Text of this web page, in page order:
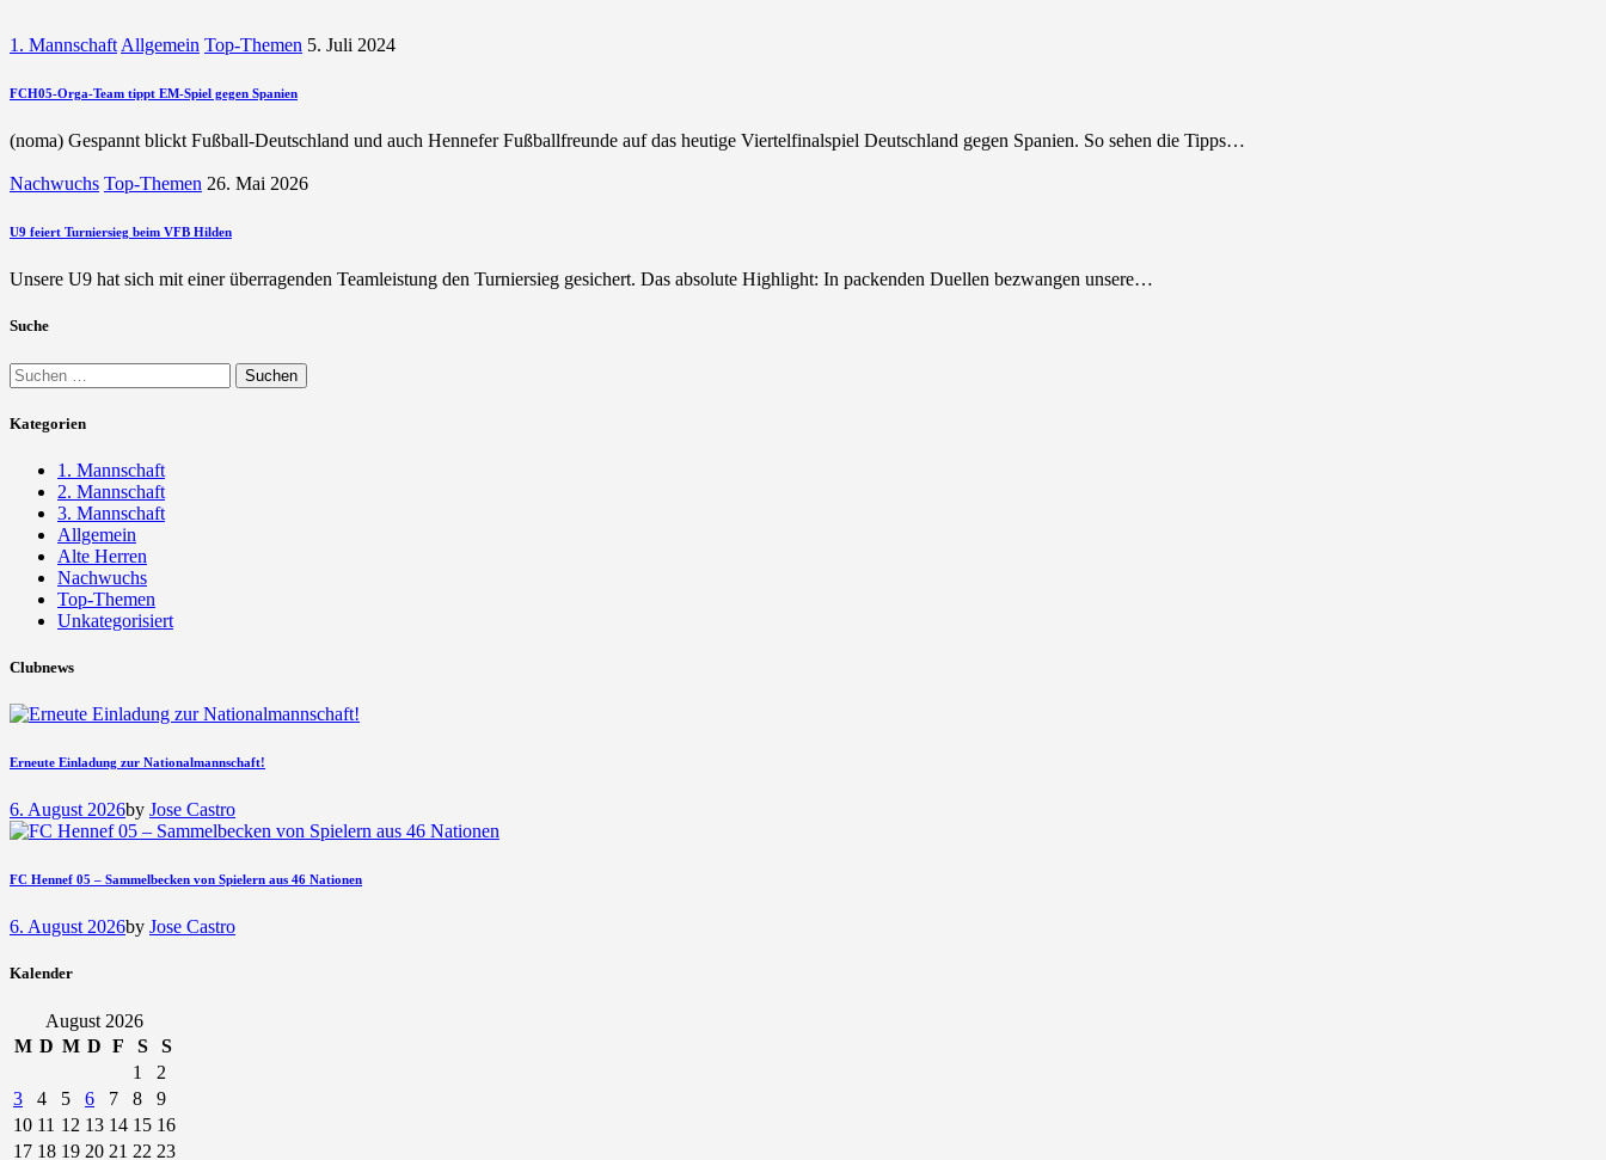
1. MannschaftAllgemein Top-Themen 5. Juli 2024
FCH05-Orga-Team tippt EM-Spiel gegen Spanien
(noma) Gespannt blickt Fußball-Deutschland und auch Hennefer Fußballfreunde auf das heutige Viertelfinalspiel Deutschland gegen Spanien. So sehen die Tipps…
Nachwuchs Top-Themen 26. Mai 2026
U9 feiert Turniersieg beim VFB Hilden
Unsere U9 hat sich mit einer überragenden Teamleistung den Turniersieg gesichert. Das absolute Highlight: In packenden Duellen bezwangen unsere…
Suche
Suchen
nach:
Kategorien
1. Mannschaft
2. Mannschaft
3. Mannschaft
Allgemein
Alte Herren
Nachwuchs
Top-Themen
Unkategorisiert
Clubnews
Erneute Einladung zur Nationalmannschaft!
6. August 2026by Jose Castro
FC Hennef 05 – Sammelbecken von Spielern aus 46 Nationen
6. August 2026by Jose Castro
Kalender
August 2026
M D M D F S
S
1
2
3
4 5 6 7 8
9
10 11 12 13 14 15 16
17 18 19 20 21 22 23